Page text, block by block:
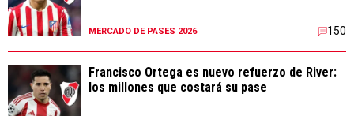
MERCADO DE PASES 2026 150
Francisco Ortega es nuevo refuerzo de River:
los millones que costará su pase